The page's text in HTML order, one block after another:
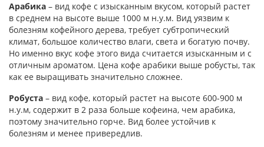
Арабика – вид кофе с изысканным вкусом, который растет
в среднем на высоте выше 1000 м н.у.м. Вид уязвим к
болезням кофейного дерева, требует субтропический
климат, большое количество влаги, света и богатую почву.
Но именно вкус кофе этого вида считается изысканным и с
отличным ароматом. Цена кофе арабики выше робусты, так
как ее выращивать значительно сложнее.
Робуста – вид кофе, который растет на высоте 600-900 м
н.у.м, содержит в 2 раза больше кофеина, чем арабика,
поэтому значительно горче. Вид более устойчив к
болезням и менее привередлив.